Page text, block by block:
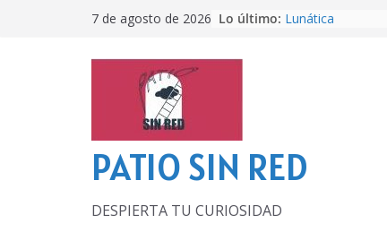
7 de agosto de 2026 Lo último: Lunática
PATIO SIN RED
DESPIERTA TU CURIOSIDAD